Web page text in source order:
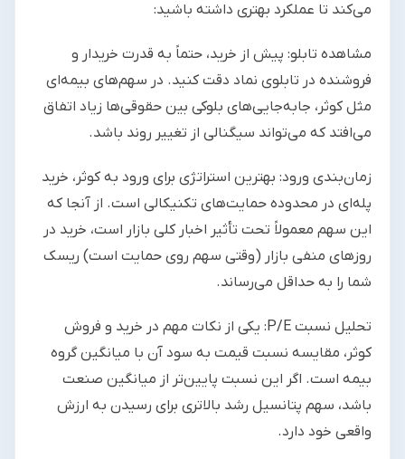
می‌کند تا عملکرد بهتری داشته باشید:
مشاهده تابلو: پیش از خرید، حتماً به قدرت خریدار و
فروشنده در تابلوی نماد دقت کنید. در سهم‌های بیمه‌ای
مثل کوثر، جابه‌جایی‌های بلوکی بین حقوقی‌ها زیاد اتفاق
می‌افتد که می‌تواند سیگنالی از تغییر روند باشد.
زمان‌بندی ورود: بهترین استراتژی برای ورود به کوثر، خرید
پله‌ای در محدوده حمایت‌های تکنیکالی است. از آنجا که
این سهم معمولاً تحت تأثیر اخبار کلی بازار است، خرید در
روزهای منفی بازار (وقتی سهم روی حمایت است) ریسک
شما را به حداقل می‌رساند.
تحلیل نسبت P/E: یکی از نکات مهم در خرید و فروش
کوثر، مقایسه نسبت قیمت به سود آن با میانگین گروه
بیمه است. اگر این نسبت پایین‌تر از میانگین صنعت
باشد، سهم پتانسیل رشد بالاتری برای رسیدن به ارزش
واقعی خود دارد.